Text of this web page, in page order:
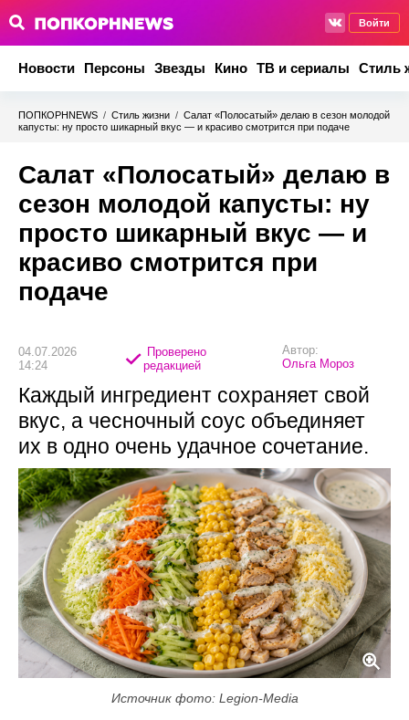
Войти
Новости Персоны Звезды Кино ТВ и сериалы Стиль
ПОПКОРНNEWS / Стиль жизни / Салат «Полосатый» делаю в сезон молодой
капусты: ну просто шикарный вкус — и красиво смотрится при подаче
Салат «Полосатый» делаю в
сезон молодой капусты: ну
просто шикарный вкус — и
красиво смотрится при
подаче
04.07.2026
14:24
Проверено
редакцией
Автор:
Ольга Мороз
Каждый ингредиент сохраняет свой
вкус, а чесночный соус объединяет
их в одно очень удачное сочетание.
Источник фото: Legion-Media